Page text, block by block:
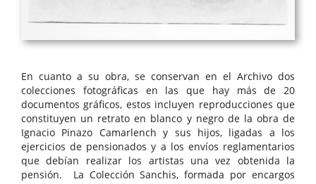
En cuanto a su obra, se conservan en el Archivo dos
colecciones fotográficas en las que hay más de 20
documentos gráficos, estos incluyen reproducciones que
constituyen un retrato en blanco y negro de la obra de
Ignacio Pinazo Camarlench y sus hijos, ligadas a los
ejercicios de pensionados y a los envíos reglamentarios
que debían realizar los artistas una vez obtenida la
pensión. La Colección Sanchis, formada por encargos